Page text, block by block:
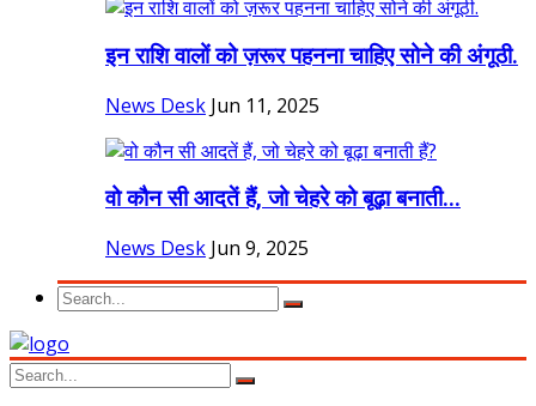
इन राशि वालों को ज़रूर पहनना चाहिए सोने की अंगूठी.
News Desk Jun 11, 2025
वो कौन सी आदतें हैं, जो चेहरे को बूढ़ा बनाती...
News Desk Jun 9, 2025